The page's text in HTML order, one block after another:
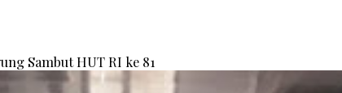
Sambut HUT RI ke 81